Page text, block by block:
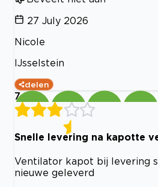
27 July 2026
Nicole
IJsselstein
delen
7
Snelle levering na kapotte
Ventilator kapot bij levering
nieuwe geleverd